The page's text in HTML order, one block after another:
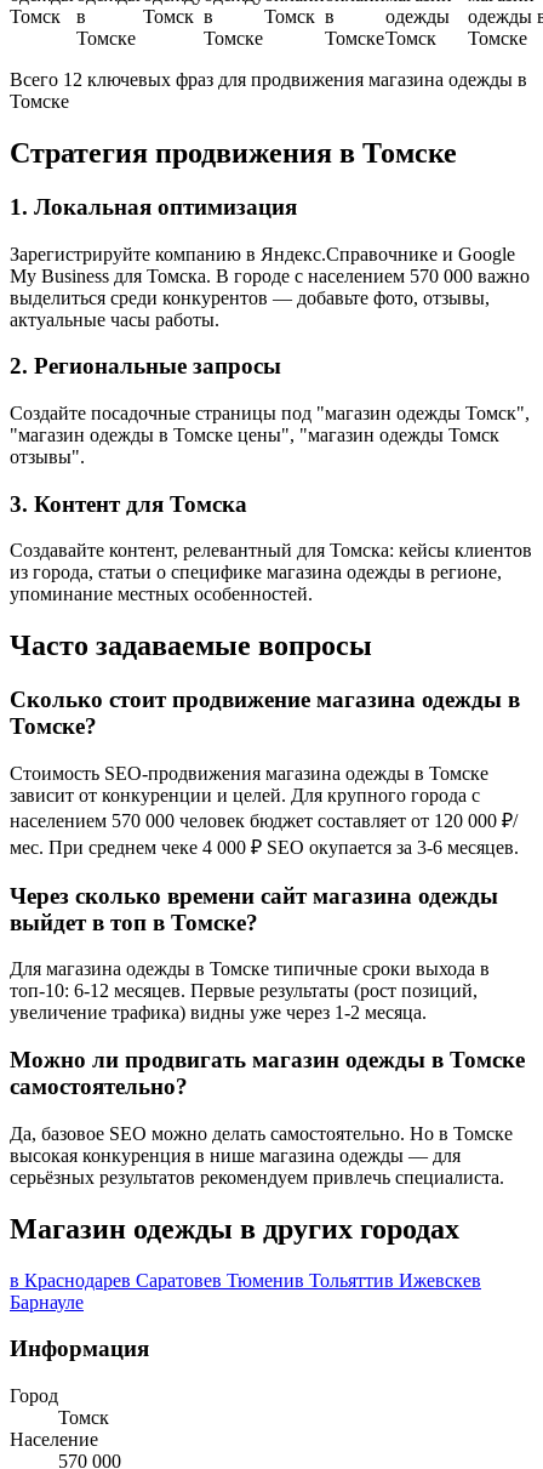
Томск
в
Томске
Томск в
Томске
Томск в
Томске
одежды
Томск
одежды
Томске
Всего 12 ключевых фраз для продвижения магазина одежды в
Томске
Стратегия продвижения в Томске
1. Локальная оптимизация
Зарегистрируйте компанию в Яндекс.Справочнике и Google
My Business для Томска. В городе с населением 570 000 важно
выделиться среди конкурентов — добавьте фото, отзывы,
актуальные часы работы.
2. Региональные запросы
Создайте посадочные страницы под "магазин одежды Томск",
"магазин одежды в Томске цены", "магазин одежды Томск
отзывы".
3. Контент для Томска
Создавайте контент, релевантный для Томска: кейсы клиентов
из города, статьи о специфике магазина одежды в регионе,
упоминание местных особенностей.
Часто задаваемые вопросы
Сколько стоит продвижение магазина одежды в
Томске?
Стоимость SEO-продвижения магазина одежды в Томске
зависит от конкуренции и целей. Для крупного города с
населением 570 000 человек бюджет составляет от 120 000 ₽/
мес. При среднем чеке 4 000 ₽ SEO окупается за 3-6 месяцев.
Через сколько времени сайт магазина одежды
выйдет в топ в Томске?
Для магазина одежды в Томске типичные сроки выхода в
топ-10: 6-12 месяцев. Первые результаты (рост позиций,
увеличение трафика) видны уже через 1-2 месяца.
Можно ли продвигать магазин одежды в Томске
самостоятельно?
Да, базовое SEO можно делать самостоятельно. Но в Томске
высокая конкуренция в нише магазина одежды — для
серьёзных результатов рекомендуем привлечь специалиста.
Магазин одежды в других городах
в Краснодарев Саратовев Тюменив Тольяттив Ижевскев
Барнауле
Информация
Город
Томск
Население
570 000